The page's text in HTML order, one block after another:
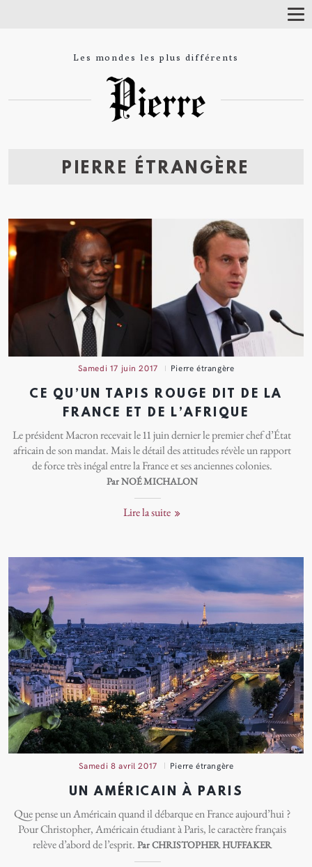
T
Les mondes les plus différents
PIERRE ÉTRANGÈRE
samedi 17 juin 2017 Pierre étrangère
CE QU’UN TAPIS ROUGE DIT DE LA
FRANCE ET DE L’AFRIQUE
Le président Macron recevait le 11 juin dernier le premier chef d’État
africain de son mandat. Mais le détail des attitudes révèle un rapport
de force très inégal entre la France et ses anciennes colonies.
Par NOÉ MICHALON
Lire la suite
samedi 8 avril 2017 Pierre étrangère
UN AMÉRICAIN À PARIS
Que pense un Américain quand il débarque en France aujourd’hui ?
Pour Christopher, Américain étudiant à Paris, le caractère français
relève d’abord de l’esprit. Par CHRISTOPHER HUFFAKER